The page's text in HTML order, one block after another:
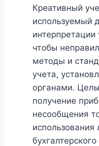
Креативный
используемый
чтобы
методы и
учета,
органами.
получение
несообщения